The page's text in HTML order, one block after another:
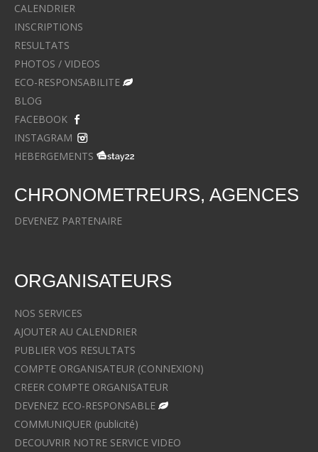
CALENDRIER
INSCRIPTIONS
RESULTATS
PHOTOS / VIDEOS
ECO-RESPONSABILITE
BLOG
FACEBOOK
INSTAGRAM
HEBERGEMENTS
CHRONOMETREURS, AGENCES
DEVENEZ PARTENAIRE
ORGANISATEURS
NOS SERVICES
AJOUTER AU CALENDRIER
PUBLIER VOS RESULTATS
COMPTE ORGANISATEUR (CONNEXION)
CREER COMPTE ORGANISATEUR
DEVENEZ ECO-RESPONSABLE
COMMUNIQUER (publicité)
DECOUVRIR NOTRE SERVICE VIDEO